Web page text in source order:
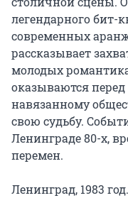
легендарного бит-
современных
рассказывает
молодых
оказываются
навязанному
свою судьбу.
Ленинграде 80-х,
перемен.
Ленинград, 1983